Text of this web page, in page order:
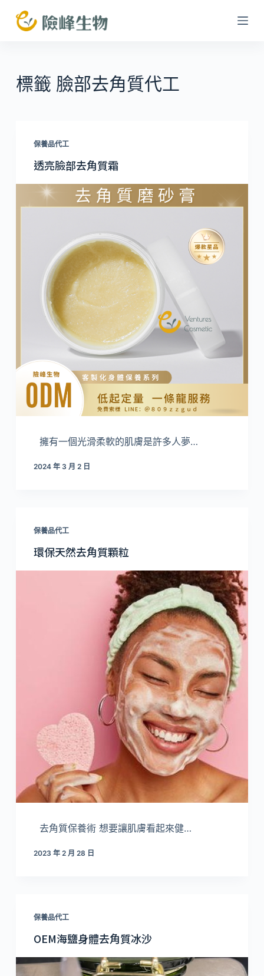
跳
至
內
容
標籤 臉部去角質代工
保養品代工
透亮臉部去角質霜
擁有一個光滑柔軟的肌膚是許多人夢…
2024 年 3 月 2 日
保養品代工
環保天然去角質顆粒
去角質保養術 想要讓肌膚看起來健…
2023 年 2 月 28 日
保養品代工
OEM海鹽身體去角質冰沙